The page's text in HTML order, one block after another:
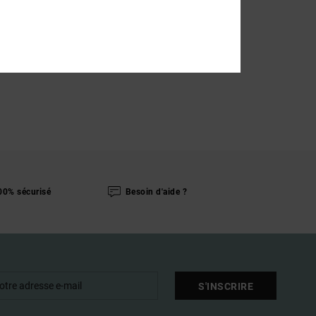
sécurisé Besoin d'aide ?
S'INSCRIRE